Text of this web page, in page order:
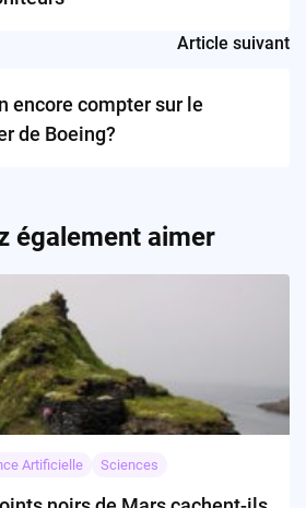
Article suivant
encore compter sur le
de Boeing?
également aimer
Artificielle Sciences